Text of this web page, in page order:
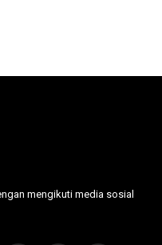
mengikuti media sosial